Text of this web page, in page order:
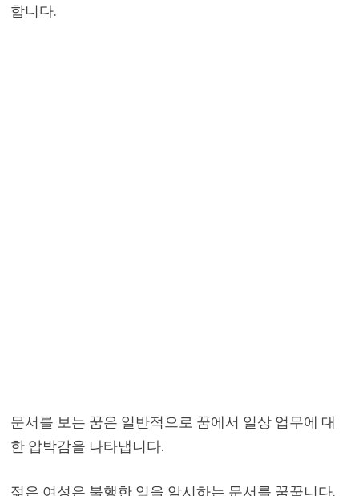
합니다.
문서를 보는 꿈은 일반적으로 꿈에서 일상 업무에 대
한 압박감을 나타냅니다.
젊은 여성은 불행한 일을 암시하는 문서를 꿈꿉니다.